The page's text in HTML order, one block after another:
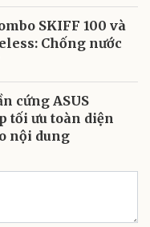
SKIFF 100 và
Chống nước
cứng ASUS
tối ưu toàn diện
nội dung